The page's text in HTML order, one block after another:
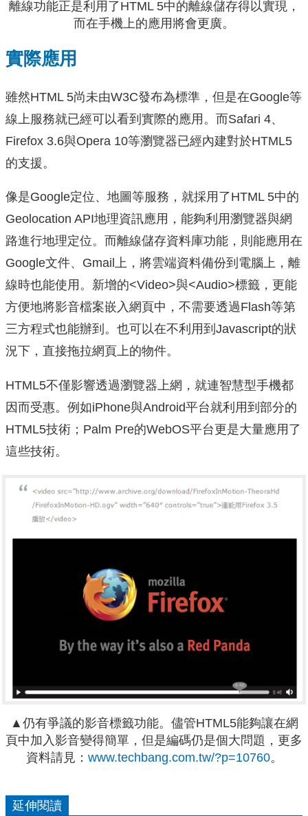
離線功能正是利用了HTML 5中的離線儲存得以實現，
而在手機上的應用將會更廣。
實際應用
雖然HTML 5尚未由W3C發布為標準，但是在Google等
線上服務就已經可以看到實際的應用。而Safari 4、
Firefox 3.6與Opera 10等瀏覽器已經內建對於HTML5
的支援。
像是Google定位、地圖等服務，就採用了HTML 5中的
Geolocation API地理資訊應用，能夠利用瀏覽器與網
路進行地理定位。而離線儲存資料庫功能，則能應用在
Google文件、Gmail上，將雲端資料備份到電腦上，離
線時也能使用。新增的<Video>與<Audio>標籤，更能
方便地將影音檔案嵌入網頁中，不需要透過Flash等第
三方程式也能辦到。也可以在不利用到Javascript的狀
況下，直接拖拉網頁上的物件。
HTML5不僅影響透過瀏覽器上網，就連智慧型手機都
因而受惠。例如iPhone與Android平台就利用到部分的
HTML5技術；Palm Pre的WebOS平台更是大量應用了
這些技術。
▲仍有爭議的影音標籤功能。儘管HTML5能夠讓在網
頁中加入影音變得簡單，但是編碼仍是個大問題，更多
資料請見： www.techbang.com.tw/?p=10760。
延伸閱讀